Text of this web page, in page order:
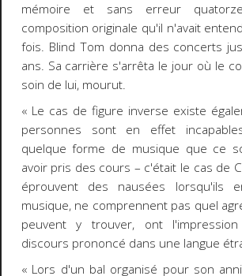
mémoire et sans erreur
composition originale qu'il n'avait
fois. Blind Tom donna des concerts
ans. Sa carrière s'arrêta le jour où le
soin de lui, mourut.
« Le cas de figure inverse existe
personnes sont en effet
quelque forme de musique que ce
avoir pris des cours – c'était le cas de
éprouvent des nausées lorsqu'ils
musique, ne comprennent pas quel
peuvent y trouver, ont
discours prononcé dans une langue
« Lors d'un bal organisé pour son